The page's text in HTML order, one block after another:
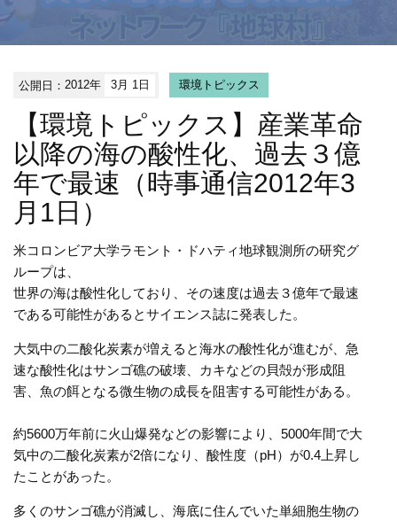
公開日：2012年 3月 1日 環境トピックス
【環境トピックス】産業革命
以降の海の酸性化、過去３億
年で最速（時事通信2012年3
月1日）
米コロンビア大学ラモント・ドハティ地球観測所の研究グ
ループは、
世界の海は酸性化しており、その速度は過去３億年で最速
である可能性があるとサイエンス誌に発表した。
大気中の二酸化炭素が増えると海水の酸性化が進むが、急
速な酸性化はサンゴ礁の破壊、カキなどの貝殻が形成阻
害、魚の餌となる微生物の成長を阻害する可能性がある。
約5600万年前に火山爆発などの影響により、5000年間で大
気中の二酸化炭素が2倍になり、酸性度（pH）が0.4上昇し
たことがあった。
多くのサンゴ礁が消滅し、海底に住んでいた単細胞生物の